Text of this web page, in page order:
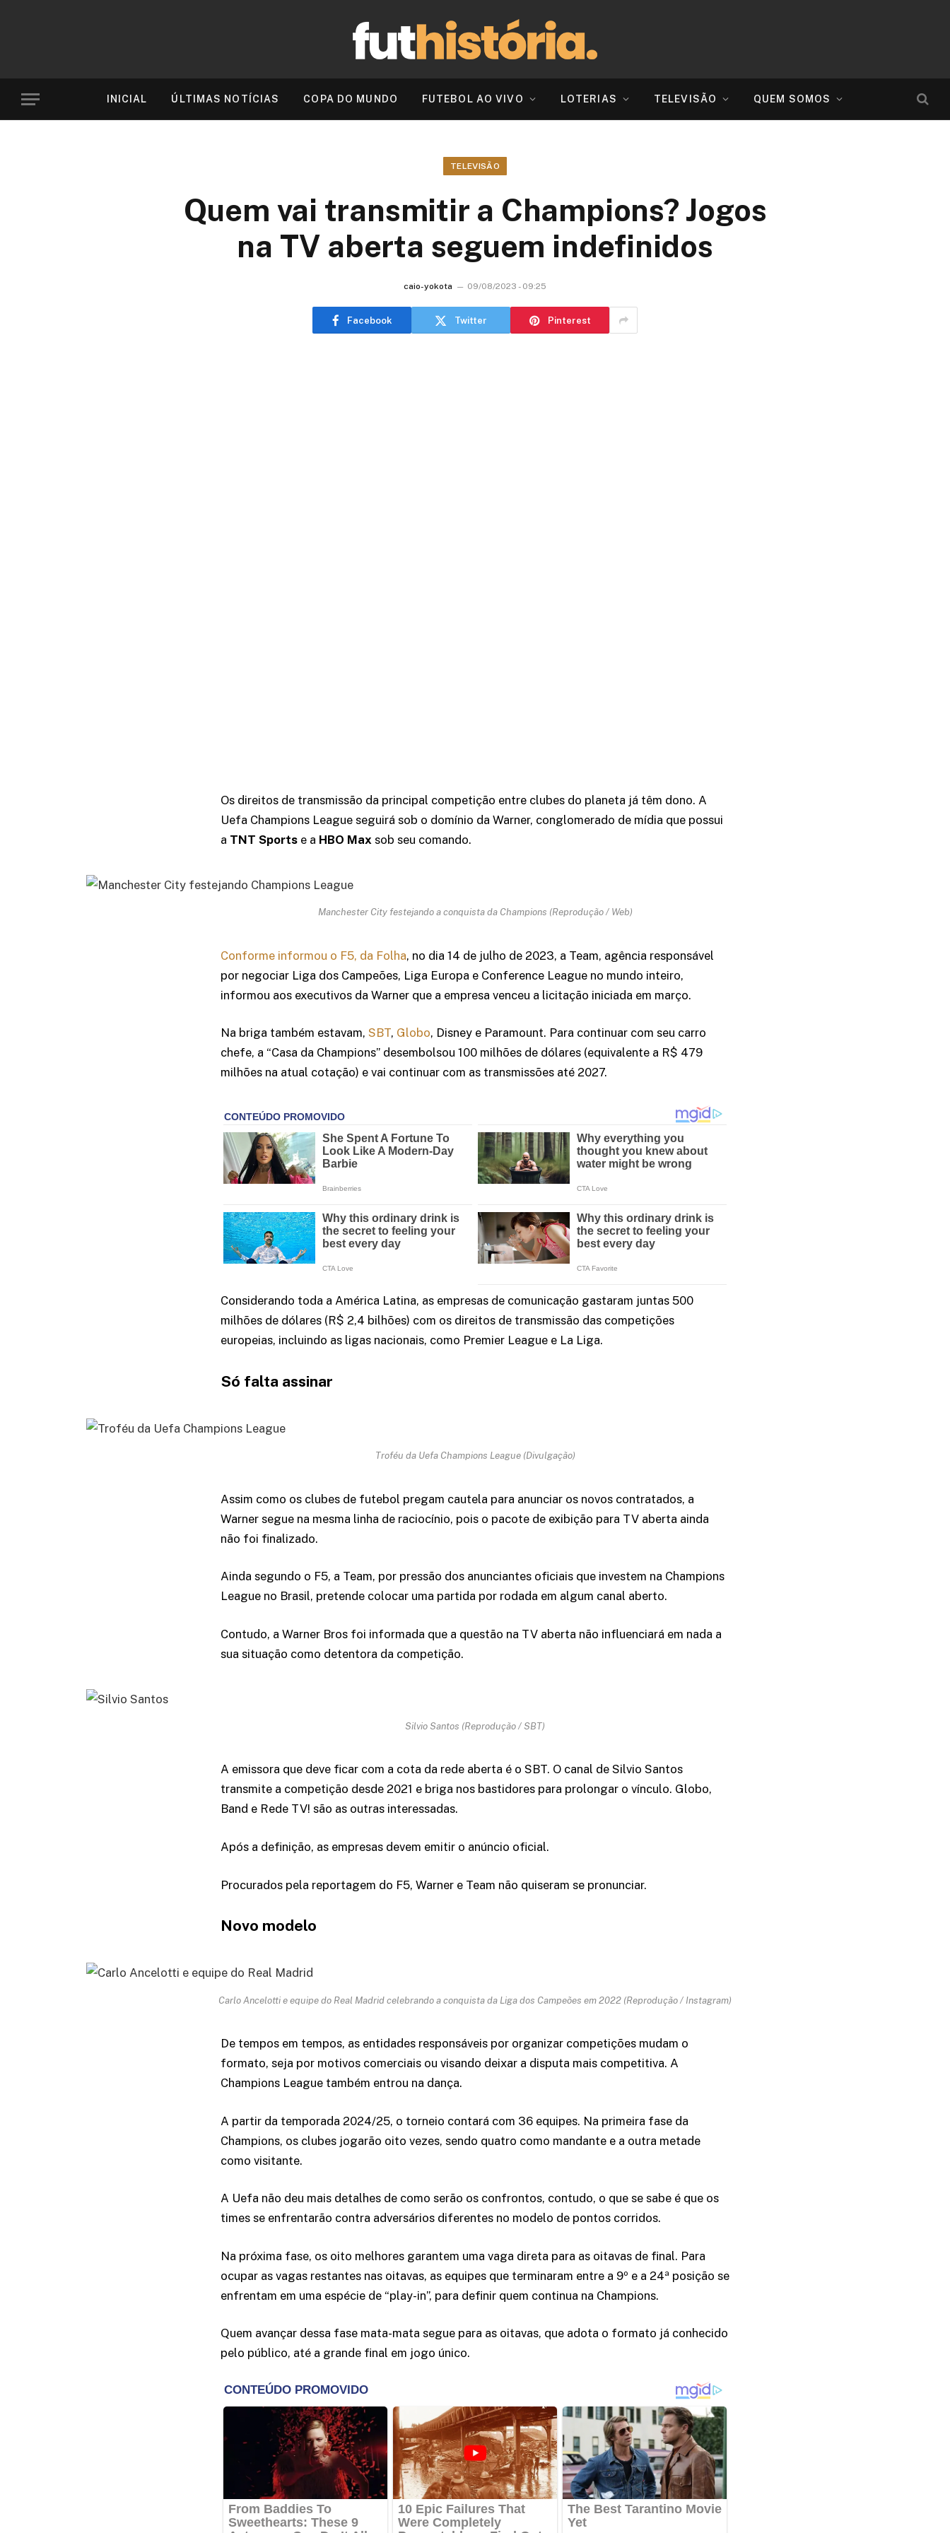
INICIAL ÚLTIMAS NOTÍCIAS COPA DO MUNDO FUTEBOL AO VIVO LOTERIAS TELEVISÃO QUEM SOMOS
TELEVISÃO
Quem vai transmitir a Champions? Jogos
na TV aberta seguem indefinidos
caio-yokota 09/08/2023 - 09:25
Facebook Twitter Pinterest
Os direitos de transmissão da principal competição entre clubes do planeta já têm dono. A
Uefa Champions League seguirá sob o domínio da Warner, conglomerado de mídia que possui
a TNT Sports e a HBO Max sob seu comando.
Manchester City festejando a conquista da Champions (Reprodução / Web)
Conforme informou o F5, da Folha, no dia 14 de julho de 2023, a Team, agência responsável
por negociar Liga dos Campeões, Liga Europa e Conference League no mundo inteiro,
informou aos executivos da Warner que a empresa venceu a licitação iniciada em março.
Na briga também estavam, SBT, Globo, Disney e Paramount. Para continuar com seu carro
chefe, a “Casa da Champions” desembolsou 100 milhões de dólares (equivalente a R$ 479
milhões na atual cotação) e vai continuar com as transmissões até 2027.
Considerando toda a América Latina, as empresas de comunicação gastaram juntas 500
milhões de dólares (R$ 2,4 bilhões) com os direitos de transmissão das competições
europeias, incluindo as ligas nacionais, como Premier League e La Liga.
Só falta assinar
Troféu da Uefa Champions League (Divulgação)
Assim como os clubes de futebol pregam cautela para anunciar os novos contratados, a
Warner segue na mesma linha de raciocínio, pois o pacote de exibição para TV aberta ainda
não foi finalizado.
Ainda segundo o F5, a Team, por pressão dos anunciantes oficiais que investem na Champions
League no Brasil, pretende colocar uma partida por rodada em algum canal aberto.
Contudo, a Warner Bros foi informada que a questão na TV aberta não influenciará em nada a
sua situação como detentora da competição.
Silvio Santos (Reprodução / SBT)
A emissora que deve ficar com a cota da rede aberta é o SBT. O canal de Silvio Santos
transmite a competição desde 2021 e briga nos bastidores para prolongar o vínculo. Globo,
Band e Rede TV! são as outras interessadas.
Após a definição, as empresas devem emitir o anúncio oficial.
Procurados pela reportagem do F5, Warner e Team não quiseram se pronunciar.
Novo modelo
Carlo Ancelotti e equipe do Real Madrid celebrando a conquista da Liga dos Campeões em 2022 (Reprodução / Instagram)
De tempos em tempos, as entidades responsáveis por organizar competições mudam o
formato, seja por motivos comerciais ou visando deixar a disputa mais competitiva. A
Champions League também entrou na dança.
A partir da temporada 2024/25, o torneio contará com 36 equipes. Na primeira fase da
Champions, os clubes jogarão oito vezes, sendo quatro como mandante e a outra metade
como visitante.
A Uefa não deu mais detalhes de como serão os confrontos, contudo, o que se sabe é que os
times se enfrentarão contra adversários diferentes no modelo de pontos corridos.
Na próxima fase, os oito melhores garantem uma vaga direta para as oitavas de final. Para
ocupar as vagas restantes nas oitavas, as equipes que terminaram entre a 9º e a 24ª posição se
enfrentam em uma espécie de “play-in”, para definir quem continua na Champions.
Quem avançar dessa fase mata-mata segue para as oitavas, que adota o formato já conhecido
pelo público, até a grande final em jogo único.